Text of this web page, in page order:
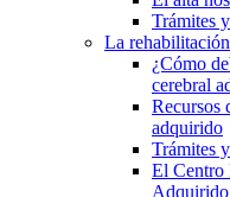
Trámites
La
¿Cómo
cerebral
Recursos
adquirido
Trámites
El Centro
Adquirido